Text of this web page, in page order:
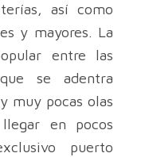
así como
y mayores. La
entre las
se adentra
muy pocas olas
en pocos
puerto